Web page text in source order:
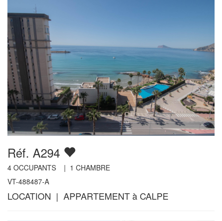
Réf. A294
4 OCCUPANTS | 1 CHAMBRE
VT-488487-A
LOCATION | APPARTEMENT à CALPE